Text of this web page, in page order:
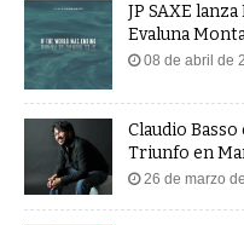
JP SAXE
Evaluna
08 de abril de
Claudio
Triunfo en
26 de marzo